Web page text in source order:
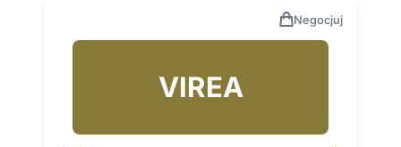
Negocjuj
VIREA